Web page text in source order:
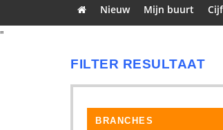
Nieuw Mijn buurt
"
FILTER RESULTAAT
BRANCHES